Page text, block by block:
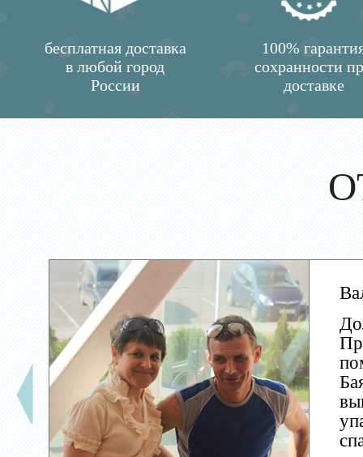
бесплатная доставка
в любой город
России
100%
сохранности
доставке